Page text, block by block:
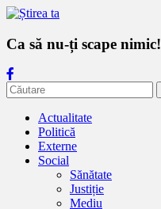
Ca să nu-ți scape nimic!
Actualitate
Politică
Externe
Social
Sănătate
Justiție
Mediu